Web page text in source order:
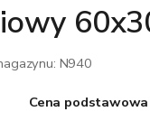
N940
Cena podstawowa